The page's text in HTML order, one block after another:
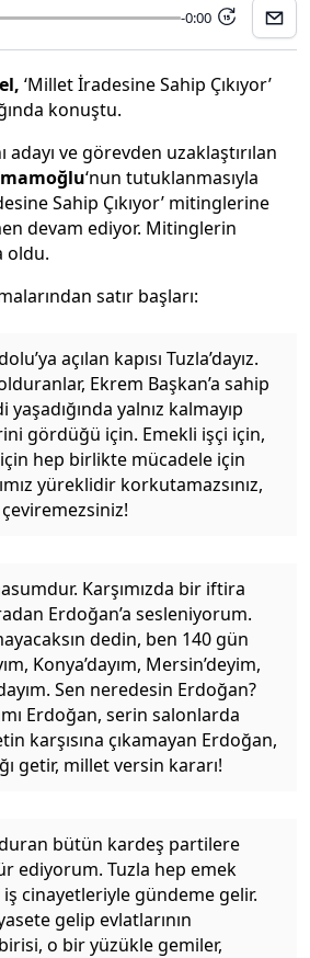
-0:00 15
‘Millet İradesine Sahip Çıkıyor’
konuştu.
adayı ve görevden uzaklaştırılan
‘nun tutuklanmasıyla
Sahip Çıkıyor’ mitinglerine
devam ediyor. Mitinglerin
oldu.
satır başları:
açılan kapısı Tuzla’dayız.
Ekrem Başkan’a sahip
yalnız kalmayıp
gördüğü için. Emekli işçi için,
hep birlikte mücadele için
yüreklidir korkutamazsınız,
Karşımızda bir iftira
Erdoğan’a sesleniyorum.
dedin, ben 140 gün
Konya’dayım, Mersin’deyim,
Sen neredesin Erdoğan?
Erdoğan, serin salonlarda
karşısına çıkamayan Erdoğan,
getir, millet versin kararı!
bütün kardeş partilere
ediyorum. Tuzla hep emek
cinayetleriyle gündeme gelir.
gelip evlatlarının
o bir yüzükle gemiler,